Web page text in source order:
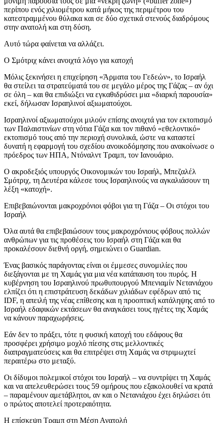
περίπου ενός χιλιομέτρου κατά μήκος της περιμέτρου του
κατεστραμμένου θύλακα και σε δύο σχετικά στενούς διαδρόμους
στην ανατολή και στη δύση.
Αυτό τώρα φαίνεται να αλλάζει.
Ο Σμότριχ κάνει ανοιχτά λόγο για κατοχή
Μόλις ξεκινήσει η επιχείρηση «Άρματα του Γεδεών», το Ισραήλ
θα στείλει τα στρατεύματά του σε μεγάλο μέρος της Γάζας – αν όχι
σε όλη – και θα επιδιώξει να εγκαθιδρύσει μια «διαρκή παρουσία»
εκεί, δήλωσαν Ισραηλινοί αξιωματούχοι.
Ισραηλινοί αξιωματούχοι μιλούν επίσης ανοιχτά για τον εκτοπισμό
των Παλαιστινίων στη νότια Γάζα και τον πιθανό «εθελοντικό»
εκτοπισμό τους από την περιοχή συνολικά, ώστε να καταστεί
δυνατή η εφαρμογή του σχεδίου ανοικοδόμησης που ανακοίνωσε ο
πρόεδρος των ΗΠΑ, Ντόναλντ Τραμπ, τον Ιανουάριο.
Ο ακροδεξιός υπουργός Οικονομικών του Ισραήλ, Μπεζαλέλ
Σμότριχ, τη Δευτέρα κάλεσε τους Ισραηλινούς να αγκαλιάσουν τη
λέξη «κατοχή».
Επιβεβαιώνονται μακροχρόνιοι φόβοι για τη Γάζα – Οι στόχοι του
Ισραήλ
Όλα αυτά θα επιβεβαιώσουν τους μακροχρόνιους φόβους πολλών
ανθρώπων για τις προθέσεις του Ισραήλ στη Γάζα και θα
προκαλέσουν διεθνή οργή, σημειώνει ο Guardian.
Ένας βασικός παράγοντας είναι οι έμμεσες συνομιλίες που
διεξάγονται με τη Χαμάς για μια νέα κατάπαυση του πυρός. Η
κυβέρνηση του Ισραηλινού πρωθυπουργού Μπενιαμίν Νετανιάχου
ελπίζει ότι η επιστράτευση δεκάδων χιλιάδων εφέδρων από τις
IDF, η απειλή της νέας επίθεσης και η προοπτική κατάληψης από το
Ισραήλ εδαφικών εκτάσεων θα αναγκάσει τους ηγέτες της Χαμάς
να κάνουν παραχωρήσεις.
Εάν δεν το πράξει, τότε η φυσική κατοχή του εδάφους θα
προσφέρει χρήσιμο μοχλό πίεσης στις μελλοντικές
διαπραγματεύσεις και θα επιτρέψει στη Χαμάς να στριμωχτεί
περαιτέρω στο μεταξύ.
Οι δίδυμοι πολεμικοί στόχοι του Ισραήλ – να συντρίψει τη Χαμάς
και να απελευθερώσει τους 59 ομήρους που εξακολουθεί να κρατά
– παραμένουν αμετάβλητοι, αν και ο Νετανιάχου έχει δηλώσει ότι
ο πρώτος αποτελεί προτεραιότητα.
Η επίσκεψη Τραμπ στη Μέση Ανατολή